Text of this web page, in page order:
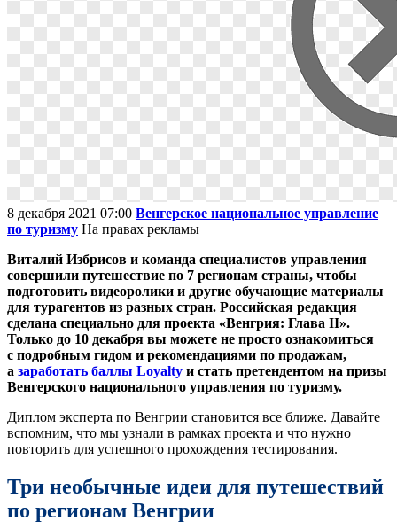
8 декабря 2021 07:00 Венгерское национальное управление
по туризму На правах рекламы
Виталий Избрисов и команда специалистов управления
совершили путешествие по 7 регионам страны, чтобы
подготовить видеоролики и другие обучающие материалы
для турагентов из разных стран. Российская редакция
сделана специально для проекта «Венгрия: Глава II».
Только до 10 декабря вы можете не просто ознакомиться
с подробным гидом и рекомендациями по продажам,
а заработать баллы Loyalty и стать претендентом на призы
Венгерского национального управления по туризму.
Диплом эксперта по Венгрии становится все ближе. Давайте
вспомним, что мы узнали в рамках проекта и что нужно
повторить для успешного прохождения тестирования.
Три необычные идеи для путешествий
по регионам Венгрии